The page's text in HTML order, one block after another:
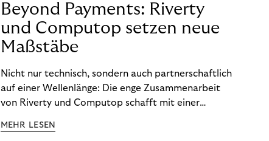
Beyond Payments: Riverty
und Computop setzen neue
Maßstäbe
Nicht nur technisch, sondern auch partnerschaftlich
auf einer Wellenlänge: Die enge Zusammenarbeit
von Riverty und Computop schafft mit einer
Zahlungsabwicklung echte Mehrwerte für Händler.
MEHR LESEN